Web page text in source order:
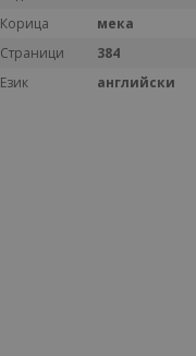
Корица
мека
Страници
384
Език
английски